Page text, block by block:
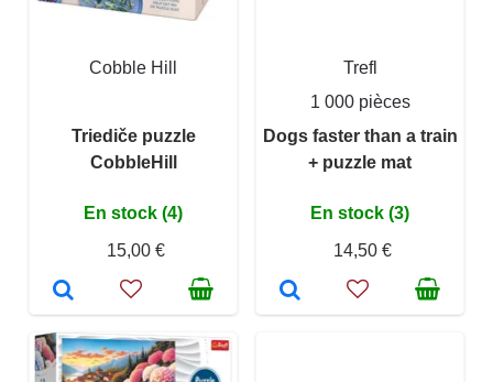
Cobble Hill
Triediče puzzle
CobbleHill
En stock (4)
15,00 €
Trefl
1 000 pièces
Dogs faster than a train
+ puzzle mat
En stock (3)
14,50 €